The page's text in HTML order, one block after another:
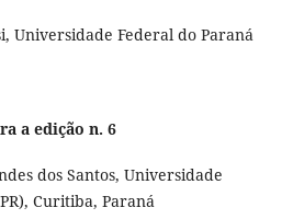
Universidade Federal do Paraná
a edição n. 6
dos Santos, Universidade
Curitiba, Paraná